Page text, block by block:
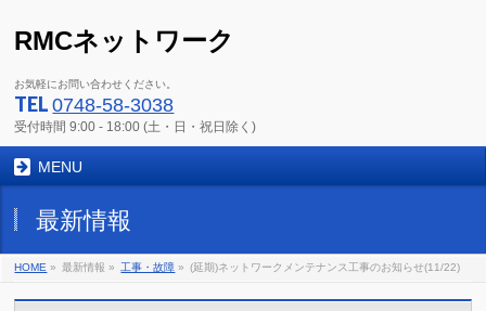
RMCネットワーク
お気軽にお問い合わせください。
TEL0748-58-3038
受付時間 9:00 - 18:00 (土・日・祝日除く)
MENU
最新情報
HOME » 最新情報 » 工事・故障 » (延期)ネットワークメンテナンス工事のお知らせ(11/22)